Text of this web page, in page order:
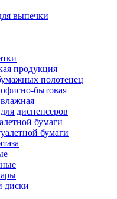
выпечки
продукция
полотенец
бытовая
диспенсеров
бумаги
бумаги
диски